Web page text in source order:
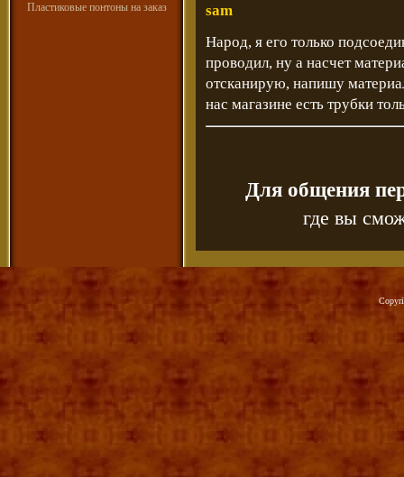
Пластиковые понтоны на заказ
sam
Народ, я его только
проводил, ну а насчет
отсканирую, напишу
нас магазине есть трубки
Для общения
где вы